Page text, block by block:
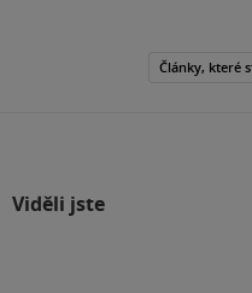
Články, které
Viděli jste